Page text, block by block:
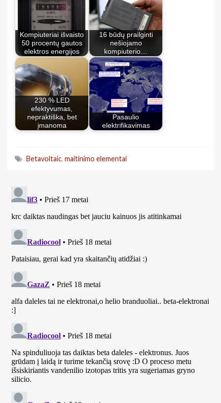
Kompiuteriai išvaisto
50 procentų gautos
elektros energijos
16 būdų prailginti
nešiojamo
kompiuterio…
230 % LED
efektyvumas,
nepraktiška, bet
įmanoma
Pasaulio
elektrifikavimas
Betavoltaic, maitinimo elementai